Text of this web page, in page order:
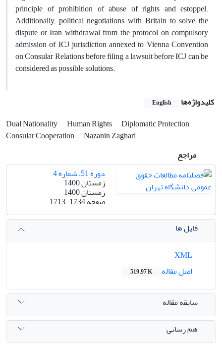
principle of prohibition of abuse of rights and estoppel.
Additionally, political negotiations with Britain to solve the
dispute or Iran withdrawal from the protocol on compulsory
admission of ICJ jurisdiction annexed to Vienna Convention
on Consular Relations before filing a lawsuit before ICJ can be
considered as possible solutions.
کلیدواژه‌ها English
Dual Nationality Human Rights
Diplomatic Protection
Consular Cooperation
Nazanin Zaghari
مراجع
دوره 51، شماره 4
زمستان 1400
زمستان 1400
صفحه1713-1734
فایل ها
اصل مقاله
519.97 K
سابقه مقاله
هم رسانی